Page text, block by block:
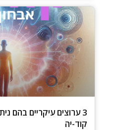
3 ערוצים עיקריים בהם
קוד-יה